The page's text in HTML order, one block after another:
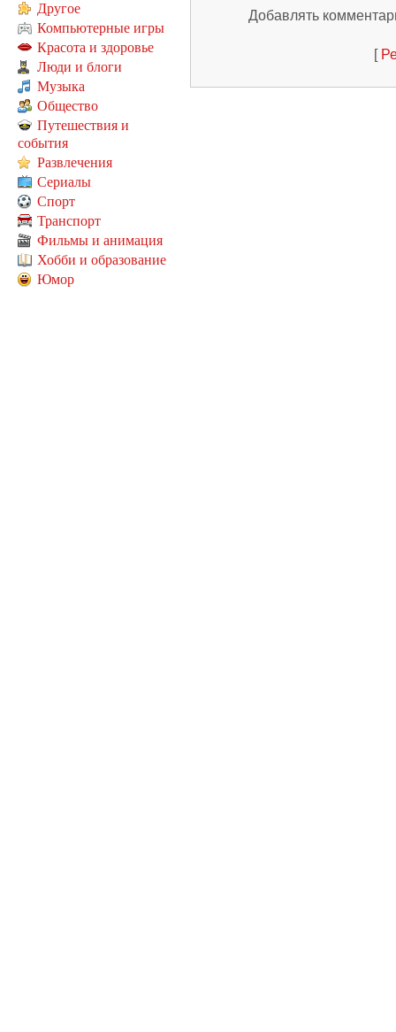
Другое
Компьютерные игры
Красота и здоровье
Люди и блоги
Музыка
Общество
Путешествия и
события
Развлечения
Сериалы
Спорт
Транспорт
Фильмы и анимация
Хобби и образование
Юмор
Добавлять
[